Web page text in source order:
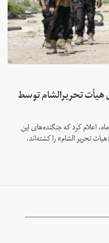
تحریرالشام توسط
اعلام کرد که جنگنده‌های این
گروه «هیات تحریر الشام» را کشته‌اند.